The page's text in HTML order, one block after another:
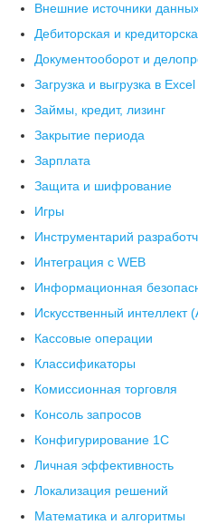
Внешние источники
Дебиторская и
Документооборот и
Загрузка и выгрузка в Excel
Займы, кредит, лизинг
Закрытие периода
Зарплата
Защита и шифрование
Игры
Инструментарий
Интеграция с WEB
Информационная
Искусственный интеллект
Кассовые операции
Классификаторы
Комиссионная торговля
Консоль запросов
Конфигурирование 1С
Личная эффективность
Локализация решений
Математика и алгоритмы